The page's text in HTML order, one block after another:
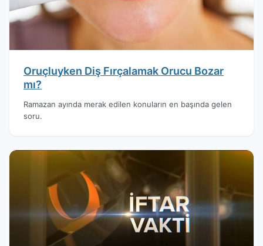
Oruçluyken Diş Fırçalamak Orucu Bozar
mı?
Ramazan ayında merak edilen konuların en başında gelen
soru.